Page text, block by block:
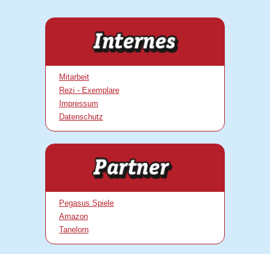
Mitarbeit
Rezi - Exemplare
Impressum
Datenschutz
Pegasus Spiele
Amazon
Tanelorn